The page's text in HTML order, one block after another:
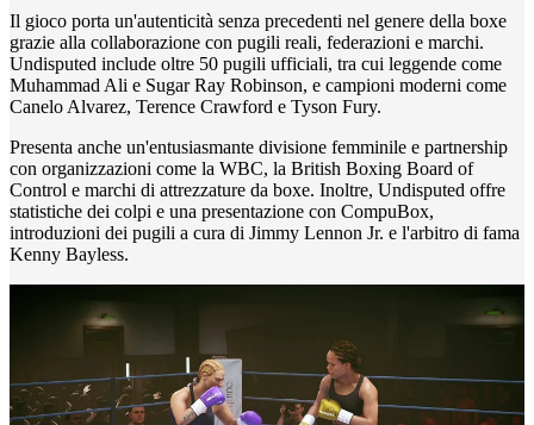
Il gioco porta un'autenticità senza precedenti nel genere della boxe
grazie alla collaborazione con pugili reali, federazioni e marchi.
Undisputed include oltre 50 pugili ufficiali, tra cui leggende come
Muhammad Ali e Sugar Ray Robinson, e campioni moderni come
Canelo Alvarez, Terence Crawford e Tyson Fury.
Presenta anche un'entusiasmante divisione femminile e partnership
con organizzazioni come la WBC, la British Boxing Board of
Control e marchi di attrezzature da boxe. Inoltre, Undisputed offre
statistiche dei colpi e una presentazione con CompuBox,
introduzioni dei pugili a cura di Jimmy Lennon Jr. e l'arbitro di fama
Kenny Bayless.